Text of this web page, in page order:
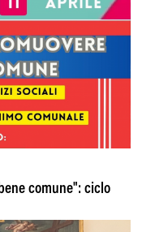
comune": ciclo